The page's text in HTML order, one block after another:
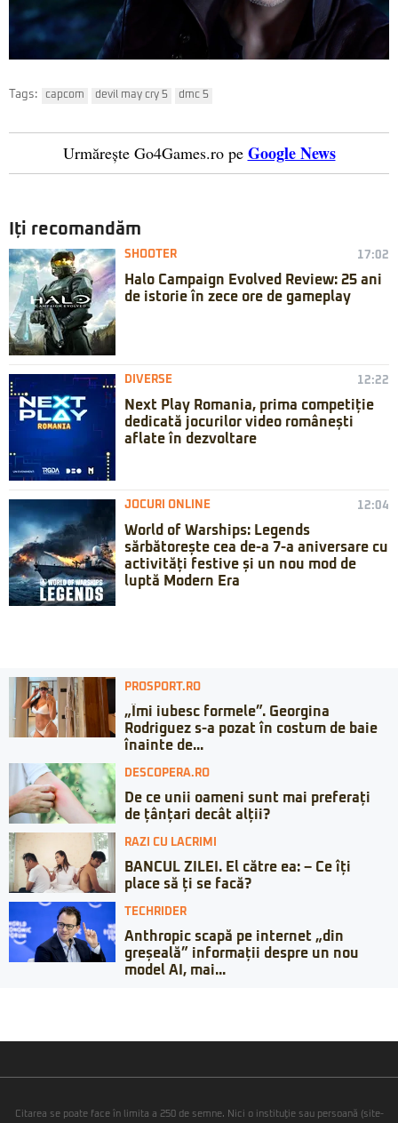
Tags: capcom devil may cry 5 dmc 5
Urmărește Go4Games.ro pe Google News
Iți recomandăm
SHOOTER 17:02
Halo Campaign Evolved Review: 25 ani
de istorie în zece ore de gameplay
DIVERSE 12:22
Next Play Romania, prima competiție
dedicată jocurilor video românești
aflate în dezvoltare
JOCURI ONLINE 12:04
World of Warships: Legends
sărbătorește cea de-a 7-a aniversare cu
activități festive și un nou mod de
luptă Modern Era
PROSPORT.RO
„Îmi iubesc formele”. Georgina
Rodriguez s-a pozat în costum de baie
înainte de...
DESCOPERA.RO
De ce unii oameni sunt mai preferați
de țânțari decât alții?
RAZI CU LACRIMI
BANCUL ZILEI. El către ea: – Ce îți
place să ți se facă?
TECHRIDER
Anthropic scapă pe internet „din
greșeală” informații despre un nou
model AI, mai...
Citarea se poate face în limita a 250 de semne. Nici o instituţie sau persoană (site-